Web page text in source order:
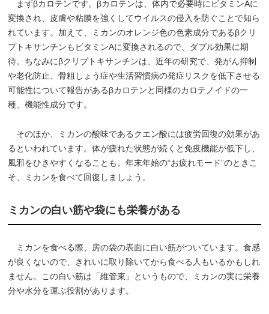
まずβカロテンです。βカロテンは、体内で必要時にビタミンAに
変換され、皮膚や粘膜を強くしてウイルスの侵入を防ぐことで知ら
れています。加えて、ミカンのオレンジ色の色素成分であるβクリ
プトキサンチンもビタミンAに変換されるので、ダブル効果に期
待。ちなみにβクリプトキサンチンは、近年の研究で、発がん抑制
や老化防止、骨粗しょう症や生活習慣病の発症リスクを低下させる
可能性について報告があるβカロテンと同様のカロテノイドの一
種、機能性成分です。
そのほか、ミカンの酸味であるクエン酸には疲労回復の効果があ
るといわれています。体が疲れた状態が続くと免疫機能が低下し、
風邪をひきやすくなることも。年末年始の“お疲れモード”のときこ
そ、ミカンを食べて回復しましょう。
ミカンの白い筋や袋にも栄養がある
ミカンを食べる際、房の袋の表面に白い筋がついています。食感
が良くないので、きれいに取り除いてから食べる人もいるかもしれ
ません。この白い筋は「維管束」というもので、ミカンの実に栄養
分や水分を運ぶ役割があります。